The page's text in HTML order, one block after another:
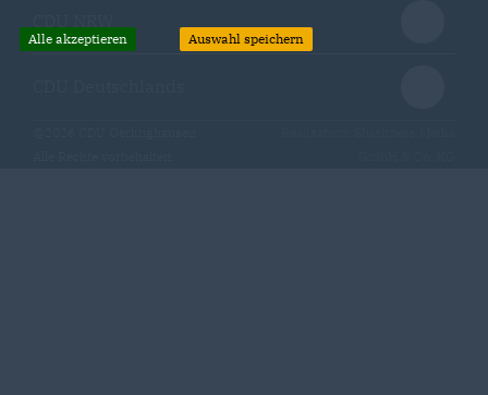
Alle akzeptieren Auswahl speichern